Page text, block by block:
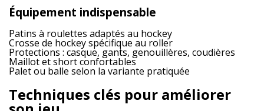
Équipement indispensable
Patins à roulettes adaptés au hockey
Crosse de hockey spécifique au roller
Protections : casque, gants, genouillères, coudières
Maillot et short confortables
Palet ou balle selon la variante pratiquée
Techniques clés pour améliorer